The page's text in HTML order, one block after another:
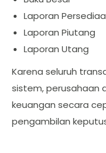
Laporan
Laporan Piutang
Laporan Utang
Karena seluruh
sistem, perusahaan
keuangan secara
pengambilan